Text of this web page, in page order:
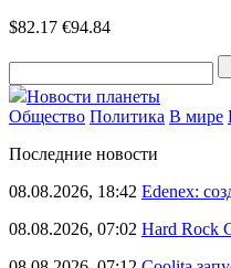
$82.17 €94.84
Новости планеты
Общество Политика В мире
Последние новости
08.08.2026, 18:42 Edenex:
08.08.2026, 07:02 Hard Rock